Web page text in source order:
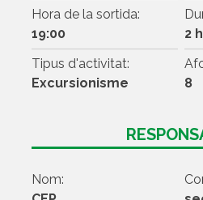
Hora de la sortida:
19:00
2
Tipus d'activitat:
Excursionisme
8
Nom: